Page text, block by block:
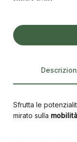
Sfrutta le
mirato sulla